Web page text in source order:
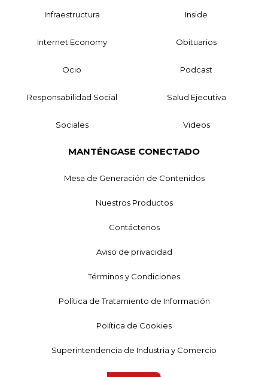
Infraestructura Inside
Internet Economy Obituarios
Ocio Podcast
Responsabilidad Social Salud Ejecutiva
Sociales Videos
MANTÉNGASE CONECTADO
Mesa de Generación de Contenidos
Nuestros Productos
Contáctenos
Aviso de privacidad
Términos y Condiciones
Política de Tratamiento de Información
Política de Cookies
Superintendencia de Industria y Comercio